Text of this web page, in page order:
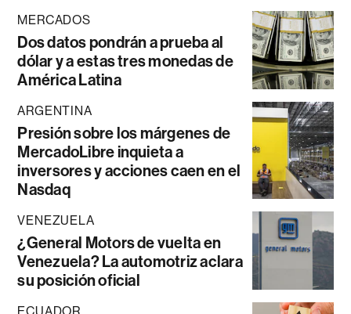
MERCADOS
Dos datos pondrán a prueba al
dólar y a estas tres monedas de
América Latina
ARGENTINA
Presión sobre los márgenes de
MercadoLibre inquieta a
inversores y acciones caen en el
Nasdaq
VENEZUELA
¿General Motors de vuelta en
Venezuela? La automotriz aclara
su posición oficial